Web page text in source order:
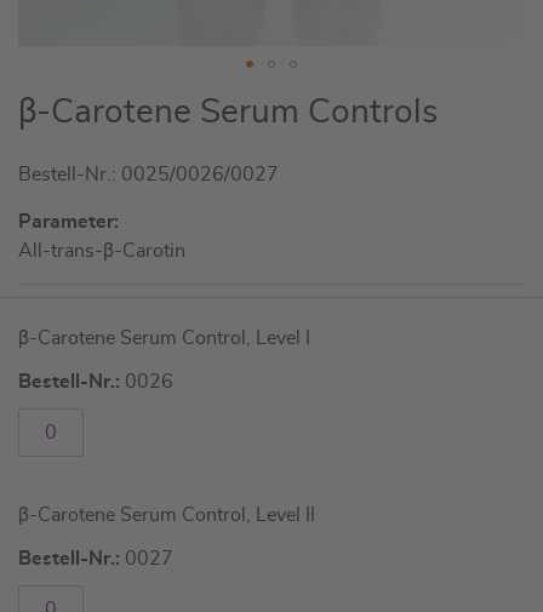
Zum
Anfang
Bildgalerie
springen
β-Carotene Serum Controls
Bestell-Nr.: 0025/0026/0027
Parameter:
All-trans-β-Carotin
für
gruppiertes
β-Carotene Serum Control, Level I
Bestell-Nr.: 0026
β-Carotene Serum Control, Level II
Bestell-Nr.: 0027